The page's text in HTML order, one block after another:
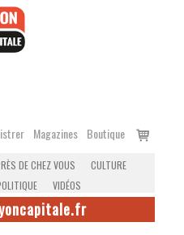
Magazines Boutique
Voir
DE CHEZ VOUS
CULTURE
VIDÉOS